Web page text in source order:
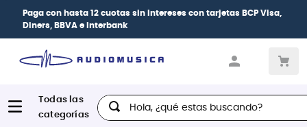
Paga con hasta 12 cuotas sin intereses con tarjetas BCP Visa,
Diners, BBVA e Interbank
Hola, ¿qué estas buscando?